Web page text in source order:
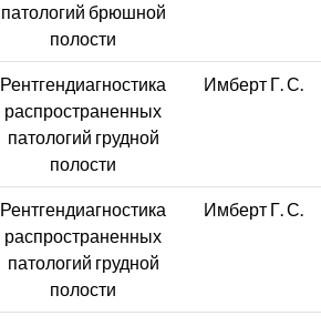
патологий брюшной
полости
Рентгендиагностика
распространенных
патологий грудной
полости
Имберт Г. С.
Рентгендиагностика
распространенных
патологий грудной
полости
Имберт Г. С.